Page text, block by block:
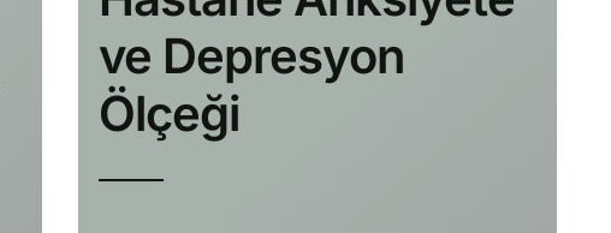
ve Depresyon
Ölçeği